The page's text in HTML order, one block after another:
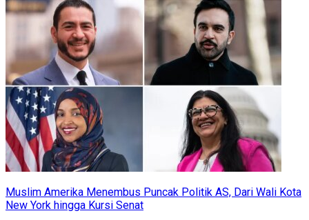
Muslim Amerika Menembus Puncak Politik AS, Dari Wali Kota
New York hingga Kursi Senat